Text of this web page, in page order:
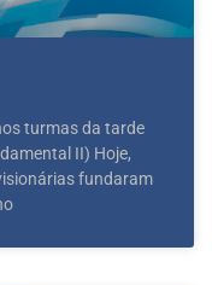
turmas da tarde
II) Hoje,
fundaram